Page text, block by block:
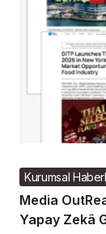
Kurumsal
Media
Yapay Zekâ